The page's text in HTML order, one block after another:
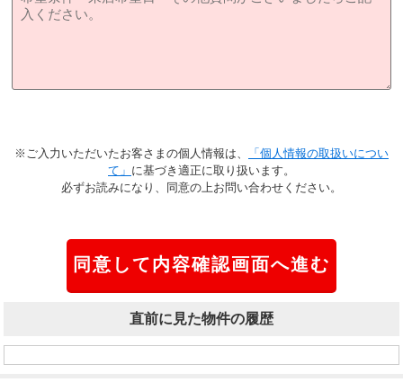
※ご入力いただいたお客さまの個人情報は、
「個人情報の取扱いについ
て」 に基づき適正に取り扱います。
必ずお読みになり、同意の上お問い合わせください。
直前に見た物件の履歴